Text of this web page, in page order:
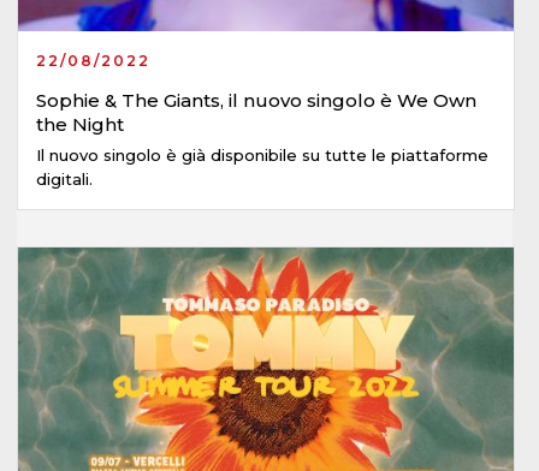
22/08/2022
Sophie & The Giants, il nuovo singolo è We Own
the Night
Il nuovo singolo è già disponibile su tutte le piattaforme
digitali.